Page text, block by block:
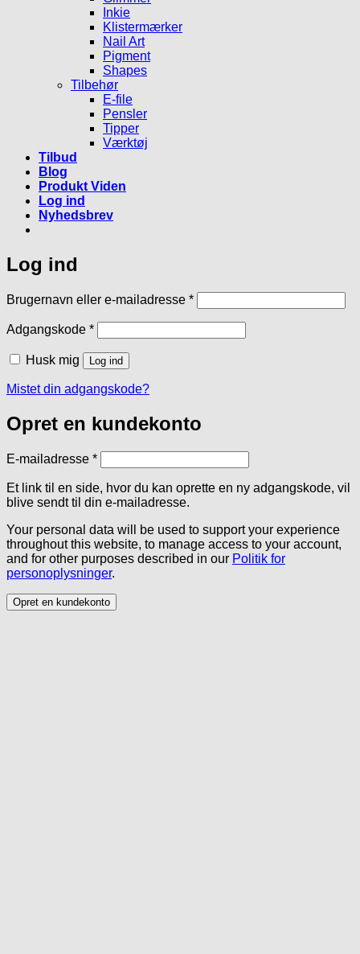
Inkie
Klistermærker
Nail Art
Pigment
Shapes
Tilbehør
E-file
Pensler
Tipper
Værktøj
Tilbud
Blog
Produkt Viden
Log ind
Nyhedsbrev
Log ind
Brugernavn eller e-mailadresse *Påkrævet
Adgangskode *Påkrævet
Husk mig Log ind
Mistet din adgangskode?
Opret en kundekonto
E-mailadresse *Påkrævet
Et link til en side, hvor du kan oprette en ny adgangskode, vil
blive sendt til din e-mailadresse.
Your personal data will be used to support your experience
throughout this website, to manage access to your account,
and for other purposes described in our Politik for
personoplysninger.
Opret en kundekonto